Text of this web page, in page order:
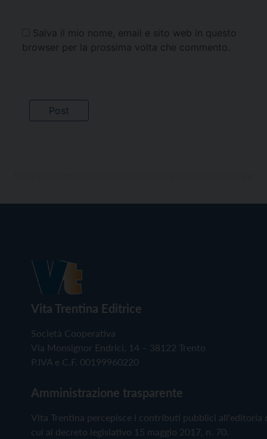
Salva il mio nome, email e sito web in questo
browser per la prossima volta che commento.
Vita Trentina Editrice
Società Cooperativa
Via Monsignor Endrici, 14 – 38122 Trento
P.IVA e C.F. 00199960220
Amministrazione trasparente
Vita Trentina percepisce i contributi pubblici all'editoria
cui al decreto legislativo 15 maggio 2017, n. 70.